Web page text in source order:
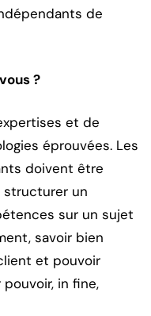
de
?
et de
éprouvées. Les
doivent être
structurer un
sur un sujet
savoir bien
et pouvoir
in fine,